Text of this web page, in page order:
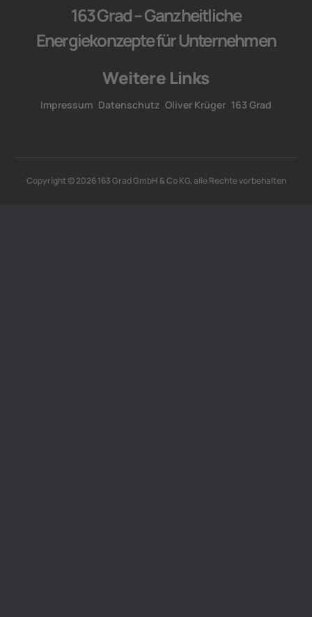
163 Grad – Ganzheitliche
Energiekonzepte für Unternehmen
Weitere Links
Impressum Datenschutz Oliver Krüger 163 Grad
Copyright © 2026 163 Grad GmbH & Co KG, alle Rechte vorbehalten